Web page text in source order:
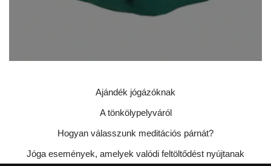
Ajándék jógázóknak
A tönkölypelyváról
Hogyan válasszunk meditációs párnát?
Jóga események, amelyek valódi feltöltődést nyújtanak